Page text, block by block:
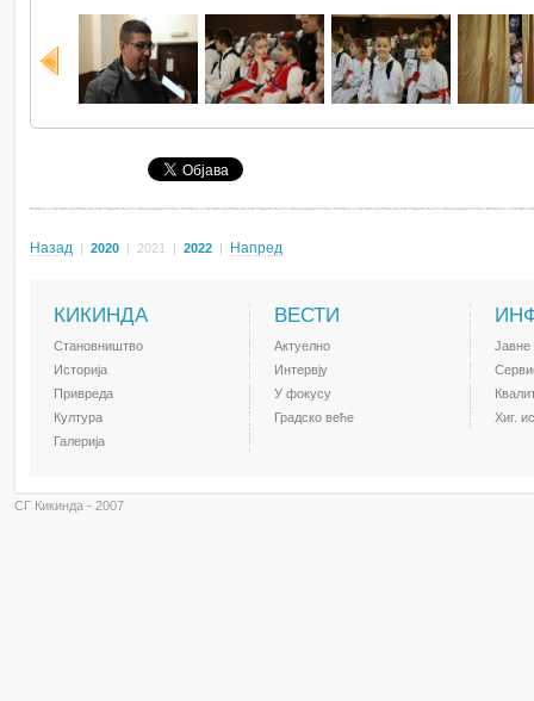
Назад | 2020 | 2021 | 2022 | Напред
КИКИНДА
Становништво
Историја
Привреда
Култура
Галерија
ВЕСТИ
Актуелно
Интервју
У фокусу
Градско веће
Јавне
Хиг.
СГ Кикинда - 2007